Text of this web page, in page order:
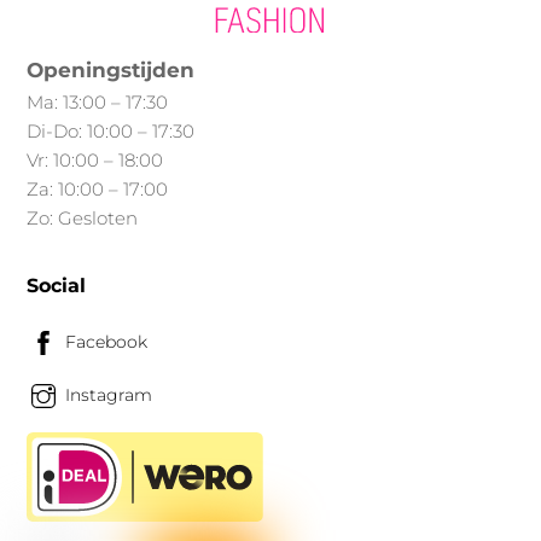
de
productpagina
Openingstijden
Ma: 13:00 – 17:30
Di-Do: 10:00 – 17:30
Vr: 10:00 – 18:00
Za: 10:00 – 17:00
Zo: Gesloten
Social
Facebook
Instagram